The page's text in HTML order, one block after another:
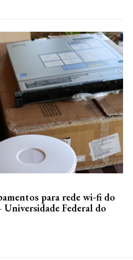
para rede wi-fi do
Federal do